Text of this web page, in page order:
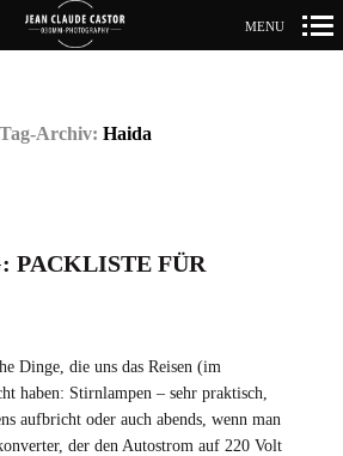
MENU
Tag-Archiv: Haida
PACKLISTE FÜR
Dinge, die uns das Reisen (im
haben: Stirnlampen – sehr praktisch,
aufbricht oder auch abends, wenn man
der den Autostrom auf 220 Volt